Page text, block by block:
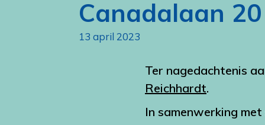
Canadalaan 20
13 april 2023
Ter nagedachtenis
Reichhardt.
In samenwerking